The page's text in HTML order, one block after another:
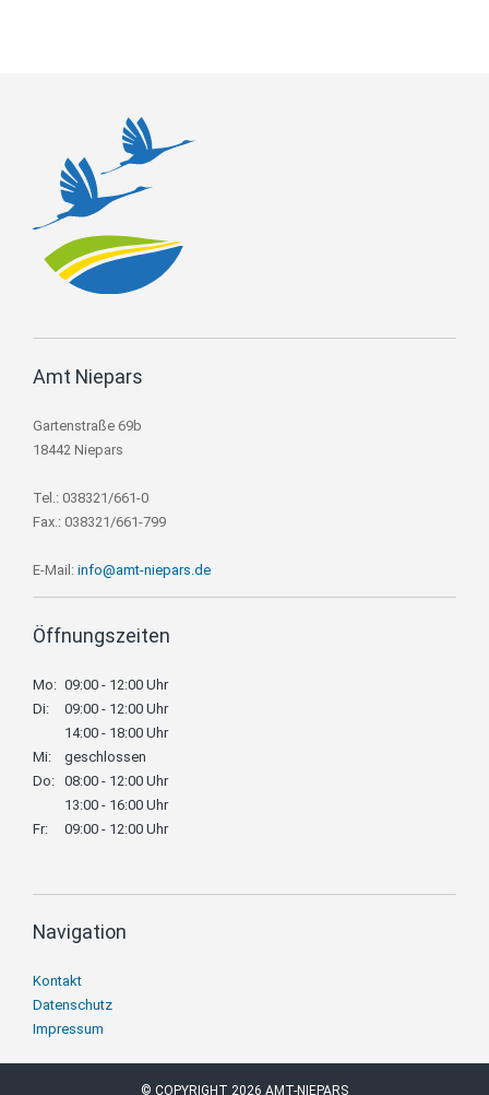
Amt Niepars
Gartenstraße 69b
18442 Niepars
Tel.: 038321/661-0
Fax.: 038321/661-799
E-Mail: info@amt-niepars.de
Öffnungszeiten
Mo: 09:00 - 12:00 Uhr
Di:
09:00 - 12:00 Uhr
14:00 - 18:00 Uhr
Mi:
geschlossen
Do: 08:00 - 12:00 Uhr
13:00 - 16:00 Uhr
Fr:
09:00 - 12:00 Uhr
Navigation
Navigation
überspringen
Kontakt
Datenschutz
Impressum
© COPYRIGHT 2026 AMT-NIEPARS